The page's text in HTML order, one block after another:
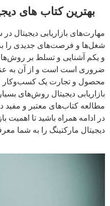
بهترین کتاب های
مهارت‌های بازاریابی دیجیتال
شغل‌ها و فرصت‌های جدیدی را
و یکم آشنایی و تسلط بر روش‌های
ضروری است است و از آن به
محصول و تجارت یک کسب‌و‌کار
بازاریابی دیجیتال روش‌های
مطالعه کتاب‌های معتبر و مفید
در ادامه همراه باشید تا اهمیت
دیجیتال مارکتینگ را به شما